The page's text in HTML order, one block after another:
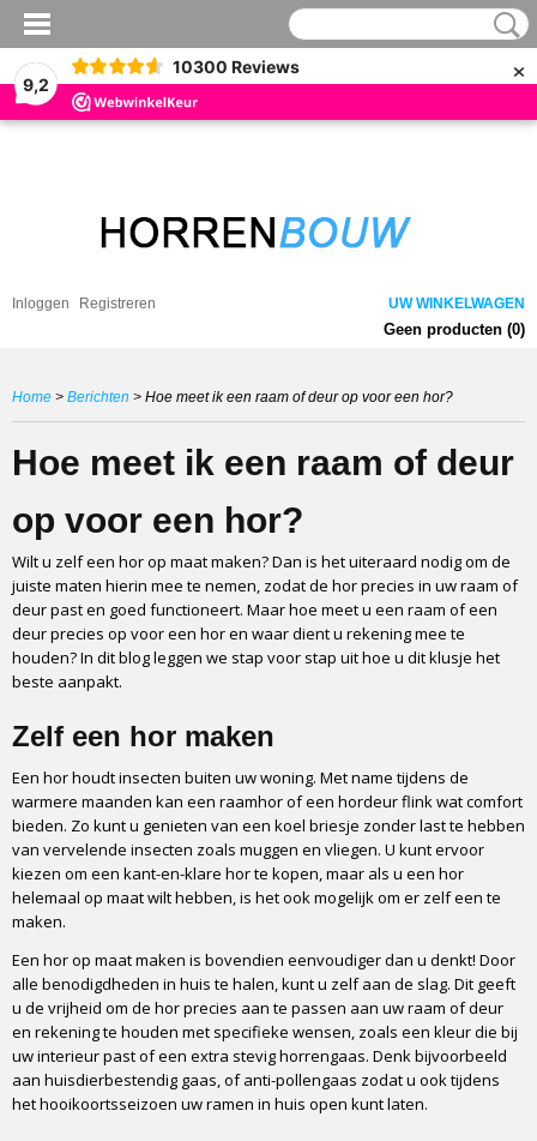
9,2
10300 Reviews ×
Inloggen Registreren UW WINKELWAGEN
Geen producten (0)
Home > Berichten > Hoe meet ik een raam of deur op voor een hor?
Hoe meet ik een raam of deur
op voor een hor?
Wilt u zelf een hor op maat maken? Dan is het uiteraard nodig om de
juiste maten hierin mee te nemen, zodat de hor precies in uw raam of
deur past en goed functioneert. Maar hoe meet u een raam of een
deur precies op voor een hor en waar dient u rekening mee te
houden? In dit blog leggen we stap voor stap uit hoe u dit klusje het
beste aanpakt.
Zelf een hor maken
Een hor houdt insecten buiten uw woning. Met name tijdens de
warmere maanden kan een raamhor of een hordeur flink wat comfort
bieden. Zo kunt u genieten van een koel briesje zonder last te hebben
van vervelende insecten zoals muggen en vliegen. U kunt ervoor
kiezen om een kant-en-klare hor te kopen, maar als u een hor
helemaal op maat wilt hebben, is het ook mogelijk om er zelf een te
maken.
Een hor op maat maken is bovendien eenvoudiger dan u denkt! Door
alle benodigdheden in huis te halen, kunt u zelf aan de slag. Dit geeft
u de vrijheid om de hor precies aan te passen aan uw raam of deur
en rekening te houden met specifieke wensen, zoals een kleur die bij
uw interieur past of een extra stevig horrengaas. Denk bijvoorbeeld
aan huisdierbestendig gaas, of anti-pollengaas zodat u ook tijdens
het hooikoortsseizoen uw ramen in huis open kunt laten.